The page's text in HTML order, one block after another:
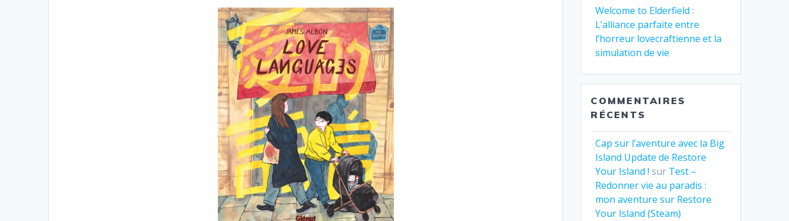
Welcome to Elderfield :
L’alliance parfaite entre
l’horreur lovecraftienne et la
simulation de vie
COMMENTAIRES
RÉCENTS
Cap sur l’aventure avec la Big
Island Update de Restore
Your Island ! sur Test –
Redonner vie au paradis :
mon aventure sur Restore
Your Island (Steam)